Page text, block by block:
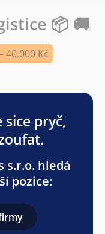
📦 🚚
40.000 Kč
pryč,
s.r.o. hledá
pozice: